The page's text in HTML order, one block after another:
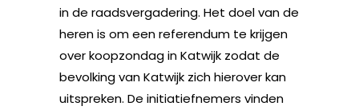
in de raadsvergadering. Het doel van de
heren is om een referendum te krijgen
over koopzondag in Katwijk zodat de
bevolking van Katwijk zich hierover kan
uitspreken. De initiatiefnemers vinden